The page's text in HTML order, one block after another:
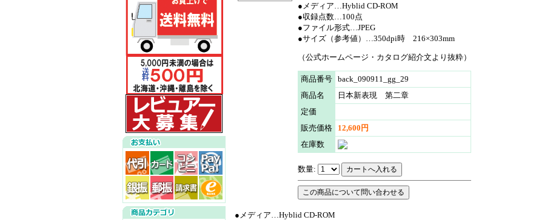
●メディア…Hyblid CD-ROM
●収録点数…100点
●ファイル形式…JPEG
●サイズ（参考値）…350dpi時 216×303mm
（公式ホームページ・カタログ紹介文より抜粋）
商品番号 back_090911_gg_29
商品名
日本新表現 第二章
定価
販売価格
12,600円
在庫数
数量:
●メディア…Hyblid CD-ROM